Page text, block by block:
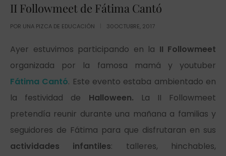
II Followmeet de Fátima Cantó
POR UNA PIZCA DE EDUCACIÓN 30OCTUBRE, 2017
Ayer estuvimos participando en la II Followmeet
organizada por la famosa mamá y youtuber
Fátima Cantó. Este evento estaba ambientado en
la festividad de Halloween.
La II Followmeet
pretendía reunir durante una mañana a familias y
seguidores de Fátima para que disfrutaran en sus
actividades infantiles: talleres, hinchables,